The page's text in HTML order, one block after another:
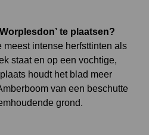
te plaatsen?
meest intense herfsttinten als
staat en op een vochtige,
houdt het blad meer
van een beschutte
grond.